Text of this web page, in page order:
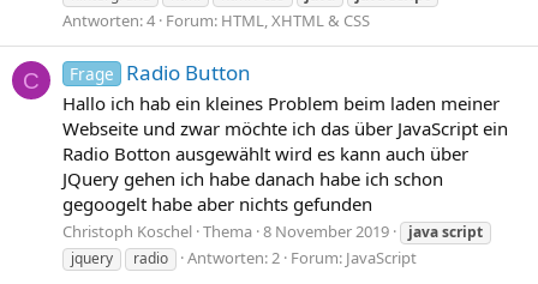
Antworten: 4 Forum: HTML, XHTML & CSS
C Frage Radio Button
Hallo ich hab ein kleines Problem beim laden meiner
Webseite und zwar möchte ich das über JavaScript ein
Radio Botton ausgewählt wird es kann auch über
JQuery gehen ich habe danach habe ich schon
gegoogelt habe aber nichts gefunden
Christoph Koschel Thema 8 November 2019 javascript
jquery
radio Antworten: 2 Forum: JavaScript